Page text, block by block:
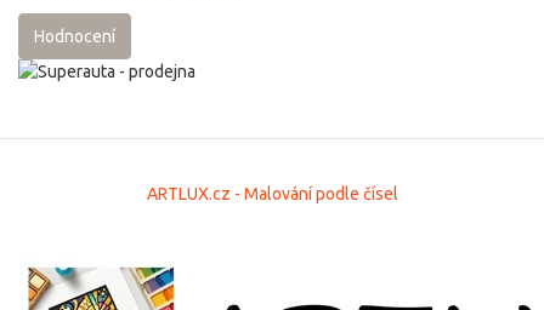
Hodnocení
ARTLUX.cz - Malování podle čísel